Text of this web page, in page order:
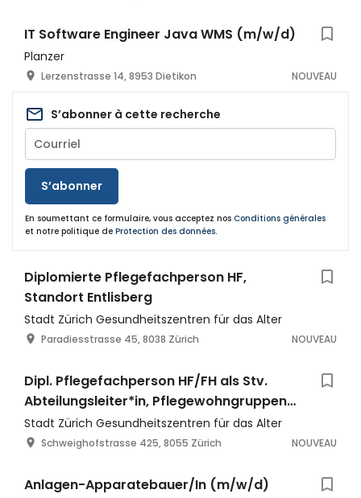
IT Software Engineer Java WMS (m/w/d)
Planzer
Lerzenstrasse 14, 8953 Dietikon NOUVEAU
S’abonner à cette recherche
S’abonner
En soumettant ce formulaire, vous acceptez nos Conditions générales
et notre politique de Protection des données.
Diplomierte Pflegefachperson HF,
Standort Entlisberg
Stadt Zürich Gesundheitszentren für das Alter
Paradiesstrasse 45, 8038 Zürich NOUVEAU
Dipl. Pflegefachperson HF/FH als Stv.
Abteilungsleiter*in, Pflegewohngruppen
Triemlipark 1 und 2
Stadt Zürich Gesundheitszentren für das Alter
Schweighofstrasse 425, 8055 Zürich NOUVEAU
Anlagen-Apparatebauer/In (m/w/d)